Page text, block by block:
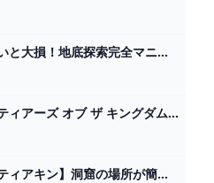
【攻略】知らないと大損！地底探索完全マニュアル【ゼルダの伝説ティアーズオブザキングダム/ティアキン】【ゆっくり解説】 - YouTube
ゼルダの伝説 ティアーズ オブ ザ キングダム (Switch)のレビュー・評価・感想 ゲーム・エンタメ最新情報のファミ通.com
ゼルダの伝説【ティアキン】洞窟の場所が簡単に分かる方法!! マヨイの落とし物見つけるのが楽になるかも？ - YouTube